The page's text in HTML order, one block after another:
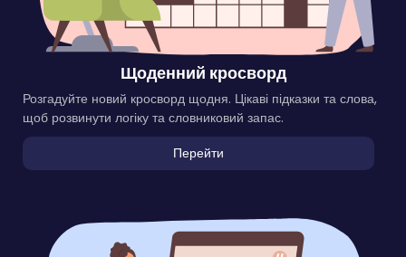
Щоденний кросворд
Розгадуйте новий кросворд щодня. Цікаві підказки та слова,
щоб розвинути логіку та словниковий запас.
Перейти